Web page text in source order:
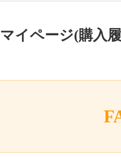
マイページ(購入